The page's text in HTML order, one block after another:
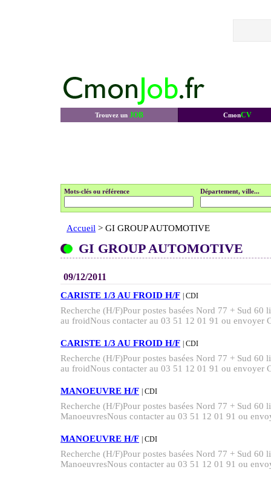
Trouvez un JOB CmonCV
Mots-clés ou référence Département, ville...
Accueil > GI GROUP AUTOMOTIVE
GI GROUP AUTOMOTIVE
09/12/2011
CARISTE 1/3 AU FROID H/F | CDI
Recherche (H/F)Pour postes basées Nord 77 + Sud
au froidNous contacter au 03 51 12 01 91 ou envoyer
CARISTE 1/3 AU FROID H/F | CDI
Recherche (H/F)Pour postes basées Nord 77 + Sud
au froidNous contacter au 03 51 12 01 91 ou envoyer
MANOEUVRE H/F | CDI
Recherche (H/F)Pour postes basées Nord 77 + Sud
ManoeuvresNous contacter au 03 51 12 01 91 ou
MANOEUVRE H/F | CDI
Recherche (H/F)Pour postes basées Nord 77 + Sud
ManoeuvresNous contacter au 03 51 12 01 91 ou